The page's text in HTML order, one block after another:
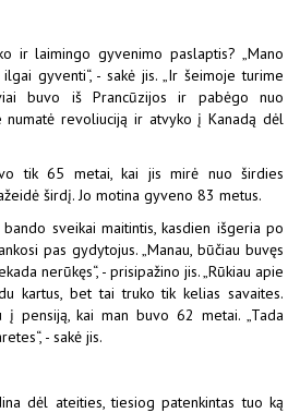
ir laimingo gyvenimo paslaptis? „Mano
gyventi“, - sakė jis. „Ir šeimoje turime
buvo iš Prancūzijos ir pabėgo nuo
numatė revoliuciją ir atvyko į Kanadą dėl
tik 65 metai, kai jis mirė nuo širdies
širdį. Jo motina gyveno 83 metus.
bando sveikai maitintis, kasdien išgeria po
pas gydytojus. „Manau, būčiau buvęs
nerūkęs“, - prisipažino jis. „Rūkiau apie
kartus, bet tai truko tik kelias savaites.
į pensiją, kai man buvo 62 metai. „Tada
- sakė jis.
dėl ateities, tiesiog patenkintas tuo ką